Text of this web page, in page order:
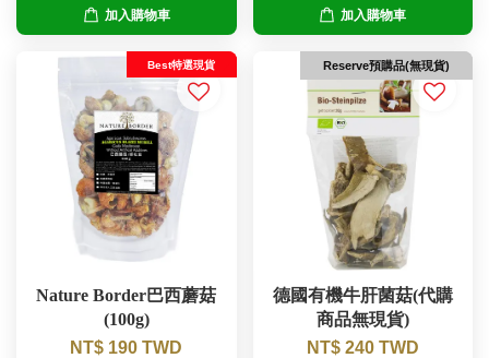
加入購物車 加入購物車
Best特選現貨
Nature Border巴西蘑菇
(100g)
NT$ 190 TWD
Reserve預購品(無現貨)
德國有機牛肝菌菇(代購
商品無現貨)
NT$ 240 TWD